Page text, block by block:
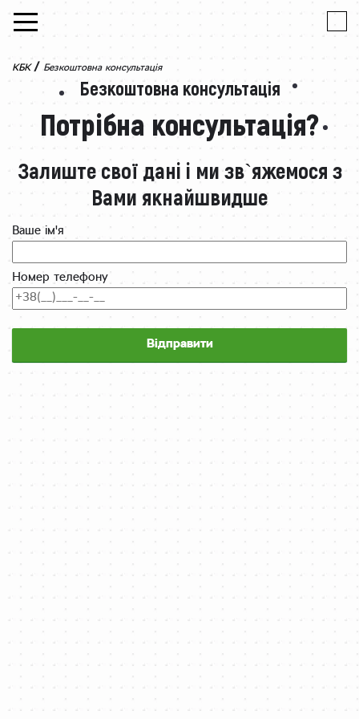
Skip to content
КБК / Безкоштовна консультація
Безкоштовна консультація
Потрібна консультація?
Залиште свої дані і ми зв`яжемося з
Вами якнайшвидше
Ваше ім'я
Номер телефону